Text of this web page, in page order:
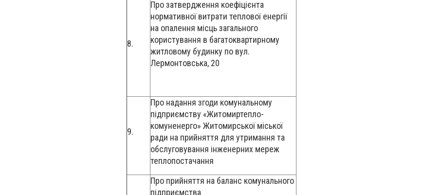
8.
Про затвердження коефіцієнта
нормативної витрати теплової енергії
на опалення місць загального
користування в багатоквартирному
житловому будинку по вул.
Лермонтовська, 20
9.
Про надання згоди комунальному
підприємству «Житомиртепло-
комуненерго» Житомирської міської
ради на прийняття для утримання та
обслуговування інженерних мереж
теплопостачання
Про прийняття на баланс комунального
підприємства